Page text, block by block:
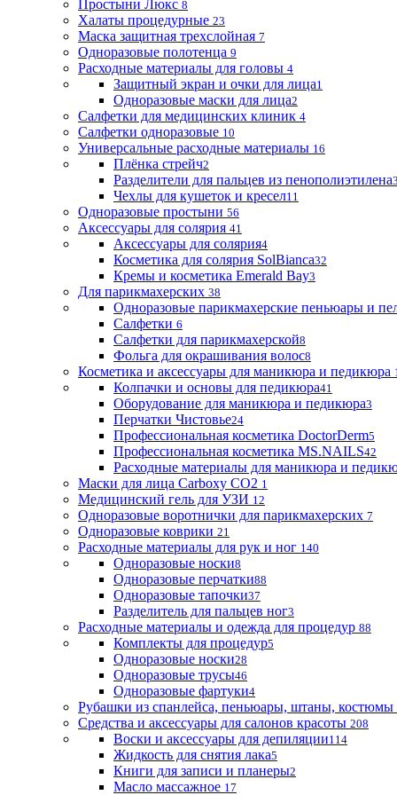
Простыни Люкс 8
Халаты процедурные 23
Маска защитная трехслойная 7
Одноразовые полотенца 9
Расходные материалы для головы 4
Защитный экран и очки для лица1
Одноразовые маски для лица2
Салфетки для медицинских клиник 4
Салфетки одноразовые 10
Универсальные расходные материалы 16
Плёнка стрейч2
Разделители для пальцев из пенополиэтилена3
Чехлы для кушеток и кресел11
Одноразовые простыни 56
Аксессуары для солярия 41
Аксессуары для солярия4
Косметика для солярия SolBianca32
Кремы и косметика Emerald Bay3
Для парикмахерских 38
Одноразовые парикмахерские пеньюары и
Салфетки 6
Салфетки для парикмахерской8
Фольга для окрашивания волос8
Косметика и аксессуары для маникюра и педикюра
Колпачки и основы для педикюра41
Оборудование для маникюра и педикюра3
Перчатки Чистовье24
Профессиональная косметика DoctorDerm5
Профессиональная косметика MS.NAILS42
Расходные материалы для маникюра и
Маски для лица Carboxy CO2 1
Медицинский гель для УЗИ 12
Одноразовые воротнички для парикмахерских 7
Одноразовые коврики 21
Расходные материалы для рук и ног 140
Одноразовые носки8
Одноразовые перчатки88
Одноразовые тапочки37
Разделитель для пальцев ног3
Расходные материалы и одежда для процедур 88
Комплекты для процедур5
Одноразовые носки28
Одноразовые трусы46
Одноразовые фартуки4
Рубашки из спанлейса, пеньюары, штаны, костюмы
Средства и аксессуары для салонов красоты 208
Воски и аксессуары для депиляции114
Жидкость для снятия лака5
Книги для записи и планеры2
Масло массажное 17